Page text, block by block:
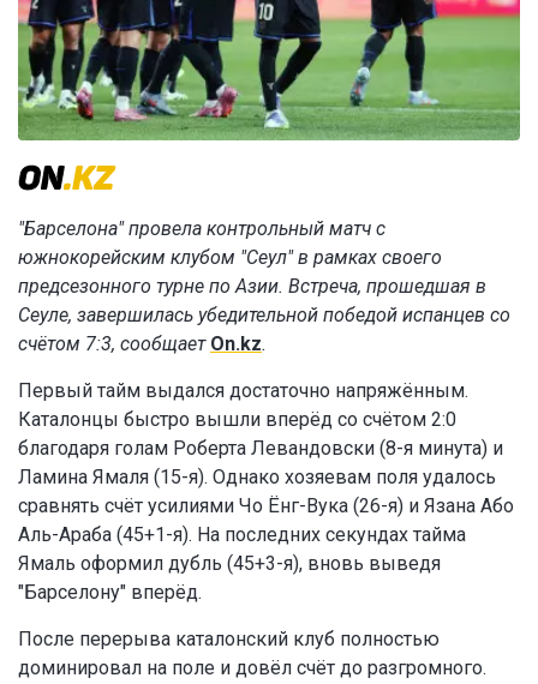
"Барселона" провела контрольный матч с
южнокорейским клубом "Сеул" в рамках своего
предсезонного турне по Азии. Встреча, прошедшая в
Сеуле, завершилась убедительной победой испанцев со
счётом 7:3, сообщает On.kz.
Первый тайм выдался достаточно напряжённым.
Каталонцы быстро вышли вперёд со счётом 2:0
благодаря голам Роберта Левандовски (8-я минута) и
Ламина Ямаля (15-я). Однако хозяевам поля удалось
сравнять счёт усилиями Чо Ёнг-Вука (26-я) и Язана Або
Аль-Араба (45+1-я). На последних секундах тайма
Ямаль оформил дубль (45+3-я), вновь выведя
"Барселону" вперёд.
После перерыва каталонский клуб полностью
доминировал на поле и довёл счёт до разгромного.